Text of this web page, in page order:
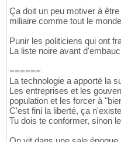
Ça doit un peu motiver à
miliaire comme tout le
Punir les politiciens qui ont
La liste noire avant
======
La technologie a apporté la
Les entreprises et les
population et les forcer à
C'est fini la liberté, ça
Tu dois te conformer, sinon